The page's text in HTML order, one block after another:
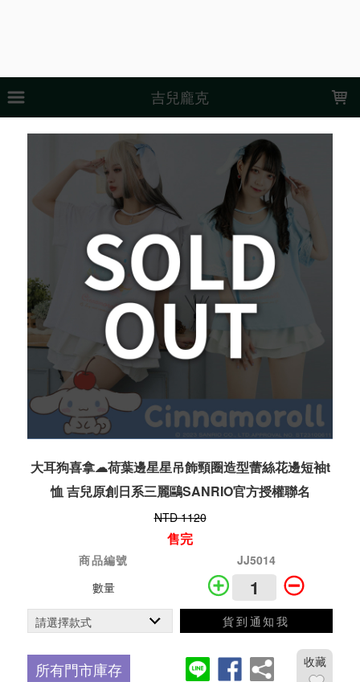
吉兒龐克
大耳狗喜拿☁荷葉邊星星吊飾頸圈造型蕾絲花邊短袖t
恤 吉兒原創日系三麗鷗SANRIO官方授權聯名
NTD 1120
售完
商品編號
JJ5014
數量
貨到通知我
所有門市庫存 收藏